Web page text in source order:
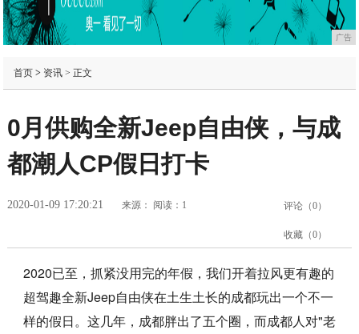
广告
首页> 资讯> 正文
0月供购全新Jeep自由侠，与成
都潮人CP假日打卡
2020-01-09 17:20:21 来源： 阅读：1 评论（0）
收藏（0）
2020已至，抓紧没用完的年假，我们开着拉风更有趣的
超驾趣全新Jeep自由侠在土生土长的成都玩出一个不一
样的假日。这几年，成都胖出了五个圈，而成都人对"老